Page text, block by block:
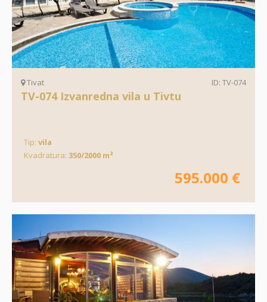
Tivat ID: TV-074
TV-074 Izvanredna vila u Tivtu
Tip: vila
Kvadratura: 350/2000 m²
595.000 €